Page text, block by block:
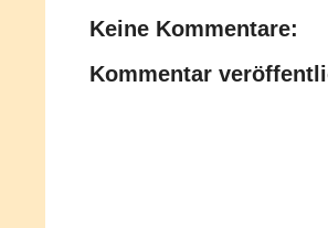
Keine Kommentare:
Kommentar